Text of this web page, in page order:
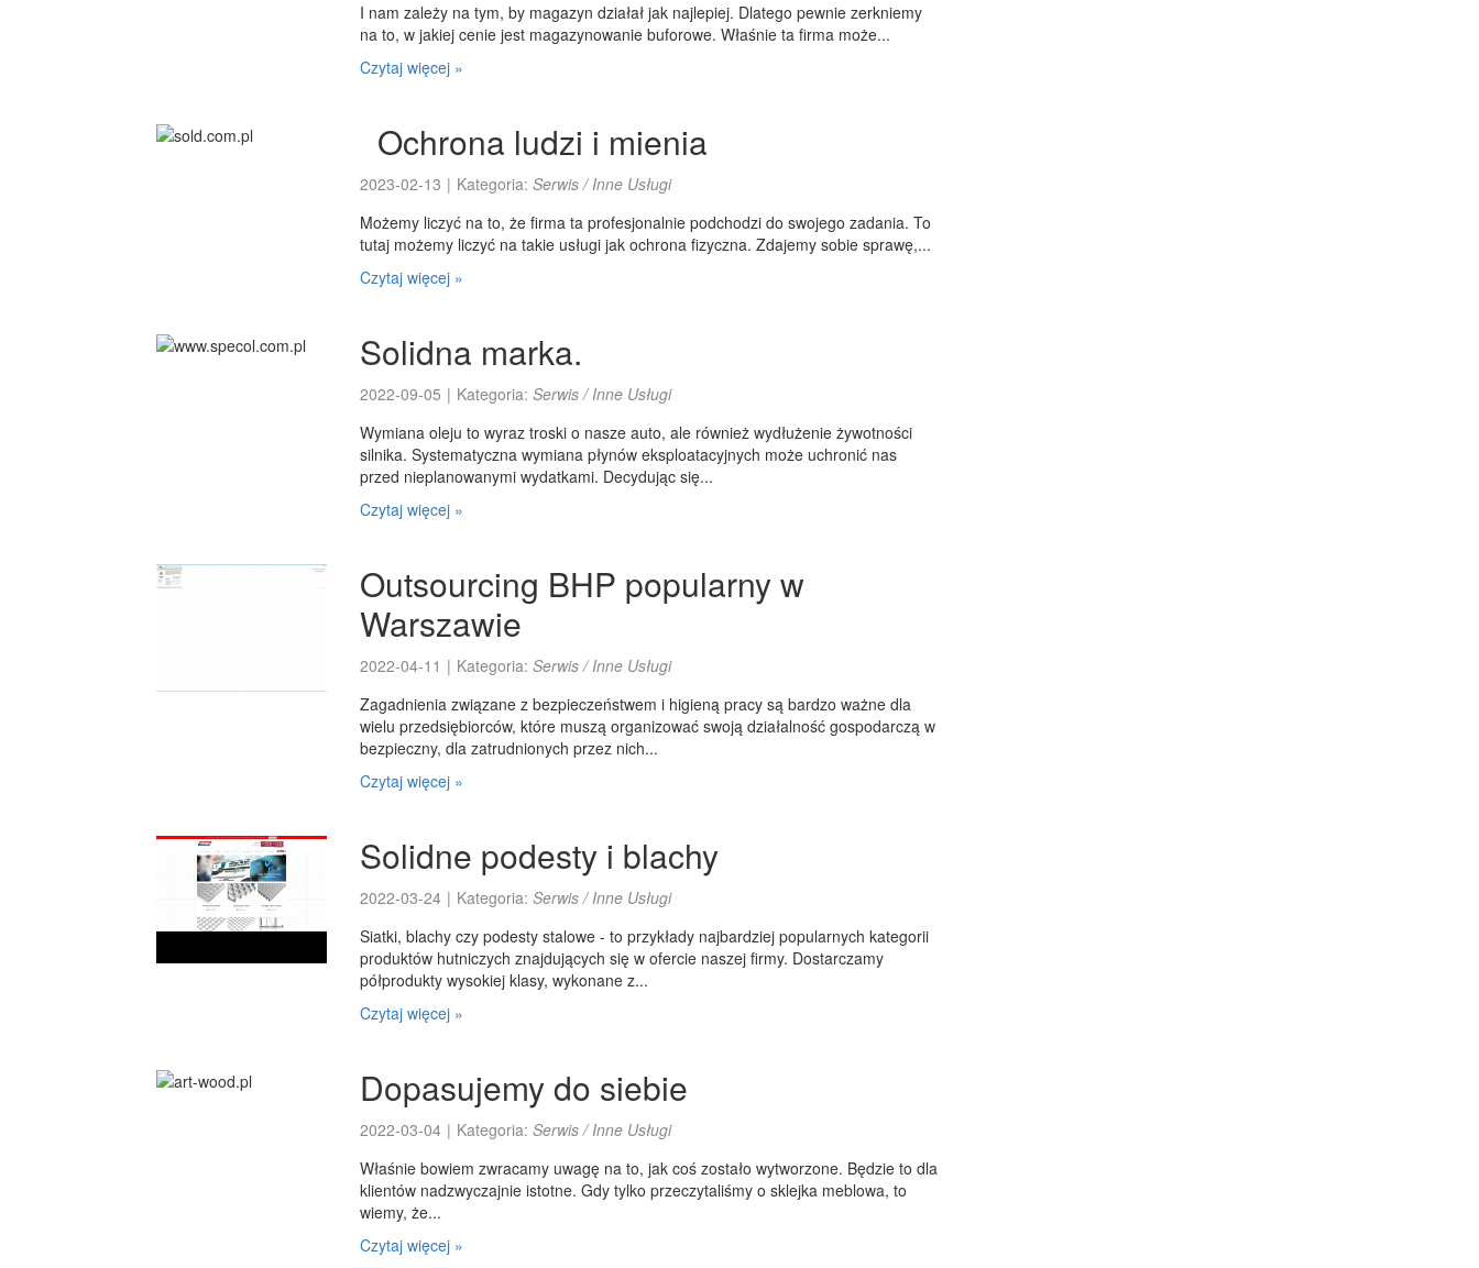
I nam zależy na tym, by magazyn działał jak najlepiej. Dlatego pewnie zerkniemy
na to, w jakiej cenie jest magazynowanie buforowe. Właśnie ta firma może...
Czytaj więcej »
Ochrona ludzi i mienia
2023-02-13 | Kategoria: Serwis / Inne Usługi
Możemy liczyć na to, że firma ta profesjonalnie podchodzi do swojego zadania. To
tutaj możemy liczyć na takie usługi jak ochrona fizyczna. Zdajemy sobie sprawę,...
Czytaj więcej »
Solidna marka.
2022-09-05 | Kategoria: Serwis / Inne Usługi
Wymiana oleju to wyraz troski o nasze auto, ale również wydłużenie żywotności
silnika. Systematyczna wymiana płynów eksploatacyjnych może uchronić nas
przed nieplanowanymi wydatkami. Decydując się...
Czytaj więcej »
Outsourcing BHP popularny w
Warszawie
2022-04-11 | Kategoria: Serwis / Inne Usługi
Zagadnienia związane z bezpieczeństwem i higieną pracy są bardzo ważne dla
wielu przedsiębiorców, które muszą organizować swoją działalność gospodarczą w
bezpieczny, dla zatrudnionych przez nich...
Czytaj więcej »
Solidne podesty i blachy
2022-03-24 | Kategoria: Serwis / Inne Usługi
Siatki, blachy czy podesty stalowe - to przykłady najbardziej popularnych kategorii
produktów hutniczych znajdujących się w ofercie naszej firmy. Dostarczamy
półprodukty wysokiej klasy, wykonane z...
Czytaj więcej »
Dopasujemy do siebie
2022-03-04 | Kategoria: Serwis / Inne Usługi
Właśnie bowiem zwracamy uwagę na to, jak coś zostało wytworzone. Będzie to dla
klientów nadzwyczajnie istotne. Gdy tylko przeczytaliśmy o sklejka meblowa, to
wiemy, że...
Czytaj więcej »